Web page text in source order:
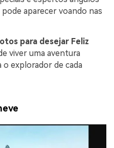
aparecer voando nas
para desejar Feliz
viver uma aventura
explorador de cada